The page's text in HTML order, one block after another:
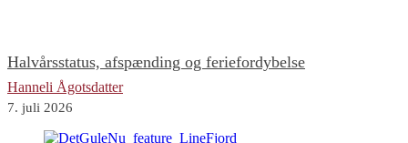
Halvårsstatus, afspænding og feriefordybelse
Hanneli Ågotsdatter
7. juli 2026